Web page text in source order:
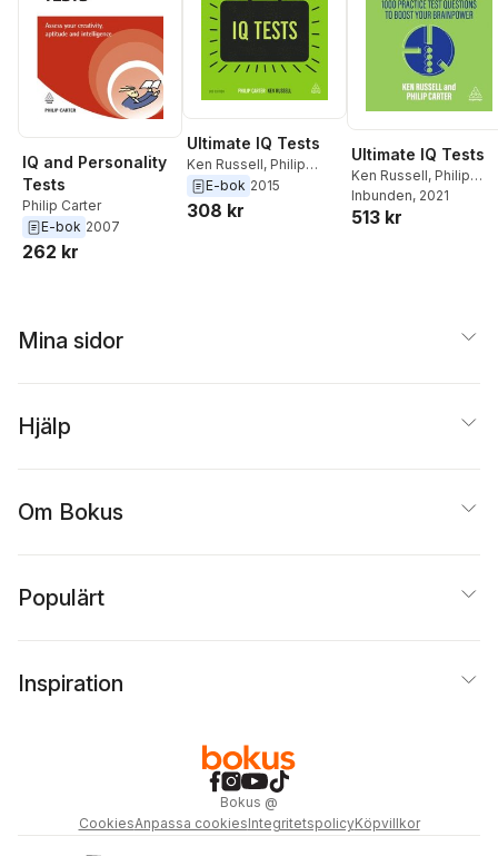
IQ and Personality
Tests
Philip Carter
E-bok 2007
262 kr
Ultimate IQ Tests
Ken Russell, Philip
Carter
E-bok 2015
308 kr
Ultimate IQ Tests
Ken Russell, Philip
Carter
Inbunden, 2021
513 kr
Mina sidor
Hjälp
Om Bokus
Populärt
Inspiration
Bokus @
CookiesAnpassa cookiesIntegritetspolicyKöpvillkor